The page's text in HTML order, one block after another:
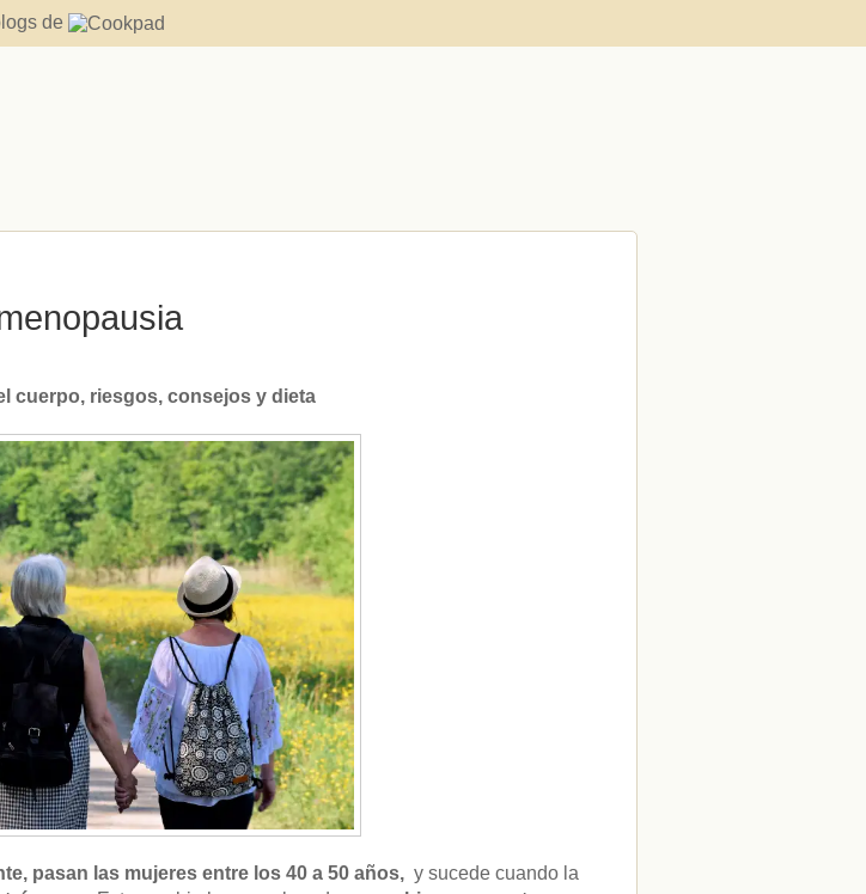
de
cuerpo, riesgos, consejos y dieta
pasan las mujeres entre los 40 a 50 años, y sucede cuando la